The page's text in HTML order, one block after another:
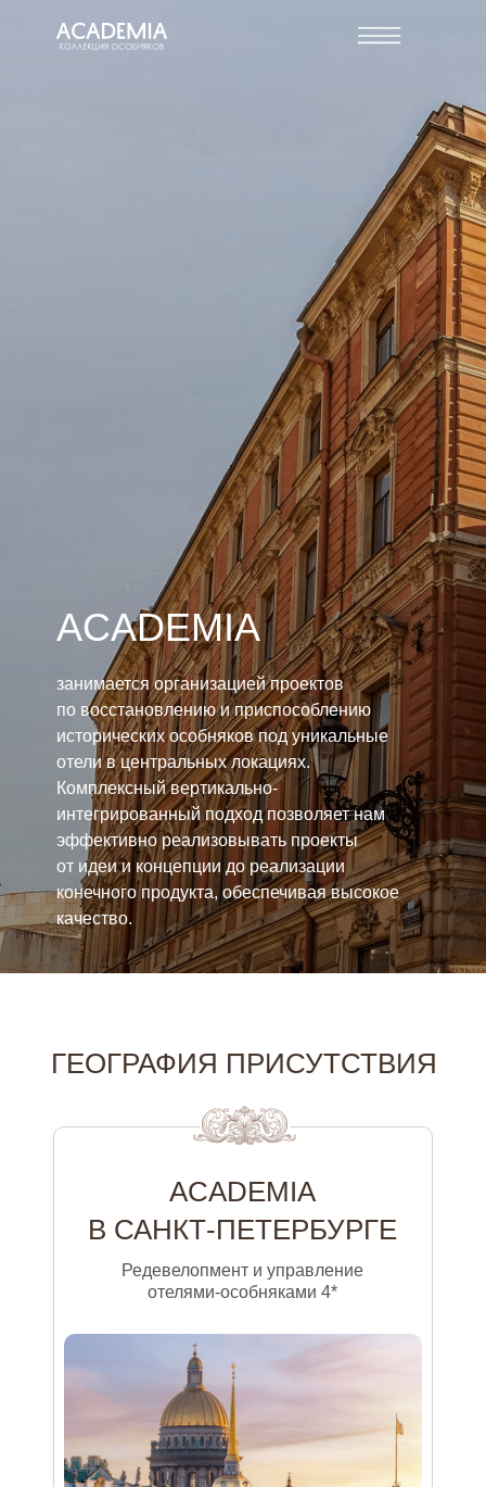
ACADEMIA
занимается организацией проектов
по восстановлению и приспособлению
исторических особняков под уникальные
отели в центральных локациях.
Комплексный вертикально-
интегрированный подход позволяет нам
эффективно реализовывать проекты
от идеи и концепции до реализации
конечного продукта, обеспечивая высокое
качество.
ACADEMIA
В САНКТ-ПЕТЕРБУРГЕ
Редевелопмент и управление
отелями-особняками 4*
ГЕОГРАФИЯ ПРИСУТСТВИЯ
Выражаю согласие на обработку персональных данных в соответствии
Политикой по обработке персональных данных
УЗНАТЬ СТОИМОСТЬ
В ЗОЛОТОМ ТРЕУГОЛЬНИКЕ
Лучшие условия по доходности, окупаемости и
рассрочке на старте продаж